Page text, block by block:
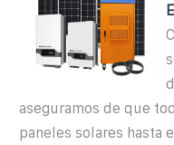
aseguramos de que
paneles solares hasta